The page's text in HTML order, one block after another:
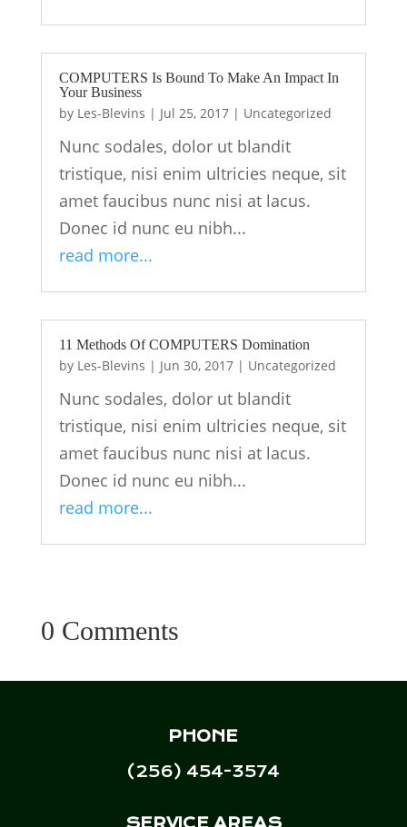
COMPUTERS Is Bound To Make An Impact In
Your Business
by Les-Blevins | Jul 25, 2017| Uncategorized
Nunc sodales, dolor ut blandit
tristique, nisi enim ultricies neque, sit
amet faucibus nunc nisi at lacus.
Donec id nunc eu nibh...
read more...
11 Methods Of COMPUTERS Domination
by Les-Blevins | Jun 30, 2017| Uncategorized
Nunc sodales, dolor ut blandit
tristique, nisi enim ultricies neque, sit
amet faucibus nunc nisi at lacus.
Donec id nunc eu nibh...
read more...
0 Comments
PHONE
(256) 454-3574